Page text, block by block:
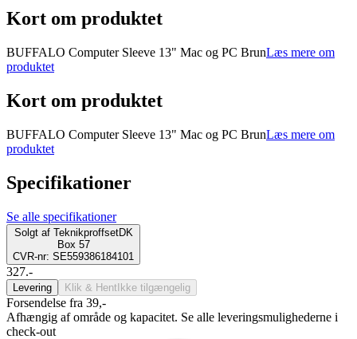
Kort om produktet
BUFFALO Computer Sleeve 13" Mac og PC BrunLæs mere om
produktet
Kort om produktet
BUFFALO Computer Sleeve 13" Mac og PC BrunLæs mere om
produktet
Specifikationer
Se alle specifikationer
Solgt af TeknikproffsetDK
Box 57
CVR-nr: SE559386184101
327.-
Levering Klik & Hent Ikke tilgængelig
Forsendelse fra 39,-
Afhængig af område og kapacitet. Se alle leveringsmulighederne i
check-out